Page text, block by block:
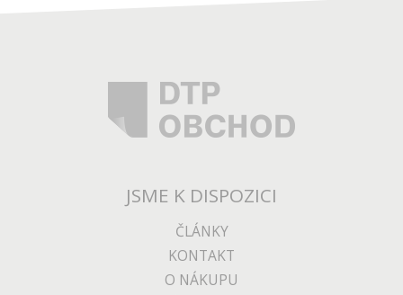
JSME K DISPOZICI
ČLÁNKY
KONTAKT
O NÁKUPU